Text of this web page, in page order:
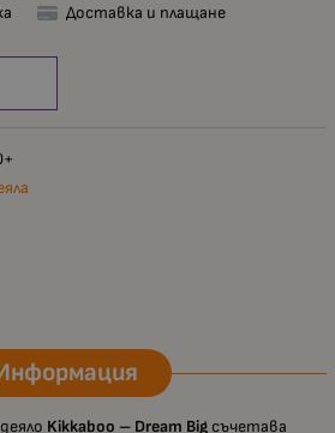
Доставка и плащане
Kikkaboo – Dream Big съчетава